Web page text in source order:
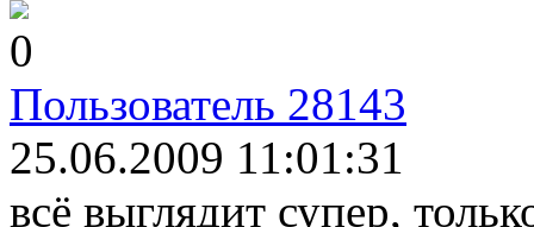
0
Пользователь 28143
25.06.2009 11:01:31
всё выглядит супер,